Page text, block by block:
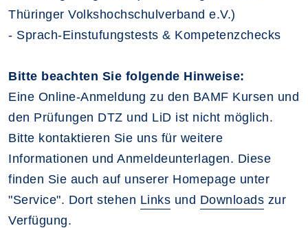
Thüringer Volkshochschulverband e.V.)
- Sprach-Einstufungstests & Kompetenzchecks
Bitte beachten Sie folgende Hinweise:
Eine Online-Anmeldung zu den BAMF Kursen und
den Prüfungen DTZ und LiD ist nicht möglich.
Bitte kontaktieren Sie uns für weitere
Informationen und Anmeldeunterlagen. Diese
finden Sie auch auf unserer Homepage unter
"Service". Dort stehen Links und Downloads zur
Verfügung.